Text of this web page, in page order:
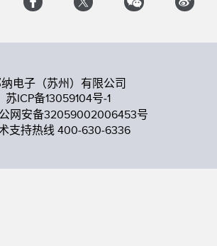
电子（苏州）有限公司
苏ICP备13059104号-1
网安备32059002006453号
支持热线 400-630-6336